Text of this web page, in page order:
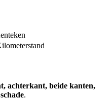
achterkant, beide kanten,
schade.